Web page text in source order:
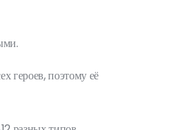
героев, поэтому её